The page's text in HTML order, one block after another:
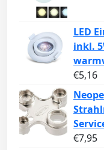
LED
inkl.
€5,16
€7,95